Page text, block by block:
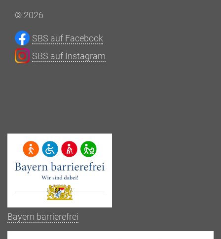
© 2026
SBS auf Facebook
SBS auf Instagram
Bayern barrierefrei